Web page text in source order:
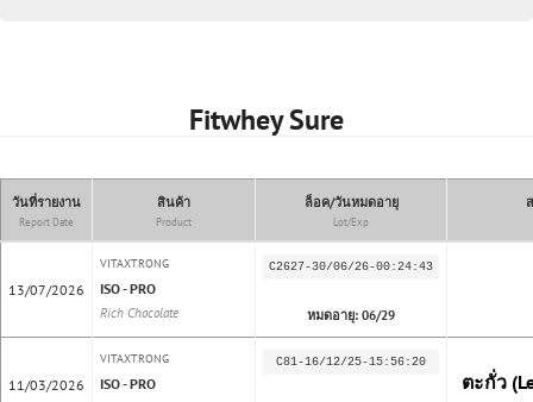
Fitwhey Sure
วันที่รายงาน
Report Date
สินค้า
Product
ล็อค/วันหมดอายุ
Lot/Exp
13/07/2026
VITAXTRONG
ISO - PRO
Rich Chocolate
C2627-30/06/26-00:24:43
หมดอายุ: 06/29
11/03/2026
VITAXTRONG
ISO - PRO
C81-16/12/25-15:56:20
ตะกั่ว